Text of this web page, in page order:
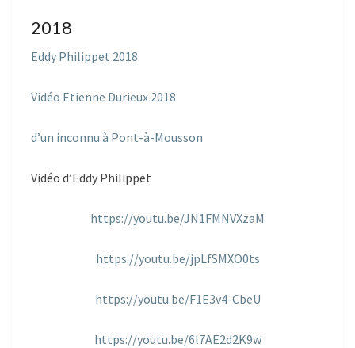
2018
Eddy Philippet 2018
Vidéo Etienne Durieux 2018
d’un inconnu à Pont-à-Mousson
Vidéo d’Eddy Philippet
https://youtu.be/JN1FMNVXzaM
https://youtu.be/jpLfSMXO0ts
https://youtu.be/F1E3v4-CbeU
https://youtu.be/6l7AE2d2K9w